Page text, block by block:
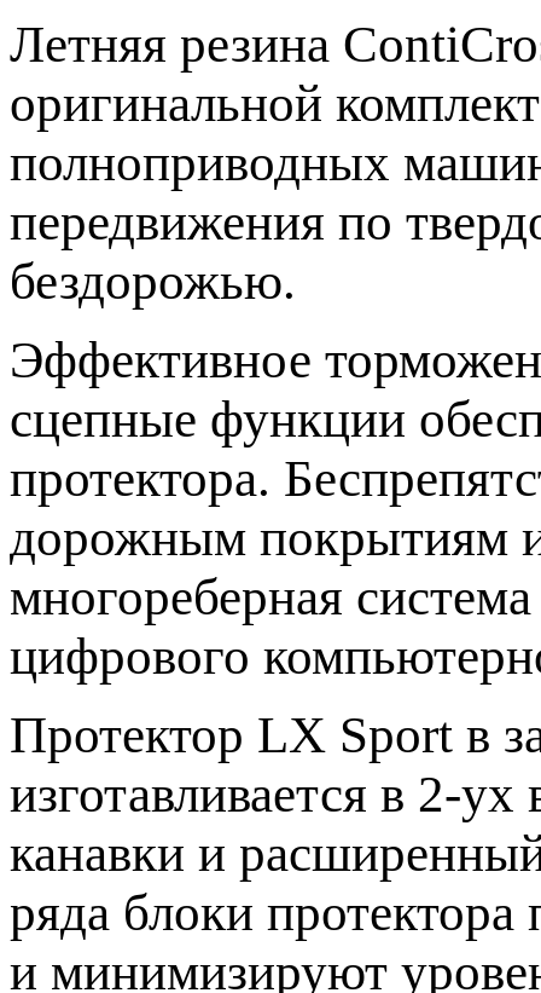
Летняя резина
оригинальной
полноприводных
передвижения по
бездорожью.
Эффективное
сцепные функции
протектора.
дорожным покрытиям
многореберная
цифрового
Протектор LX Sport в
изготавливается в 2-
канавки и
ряда блоки
и минимизируют